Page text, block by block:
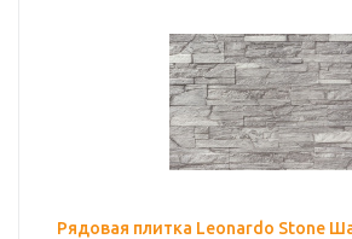
Рядовая плитка Leonardo Stone